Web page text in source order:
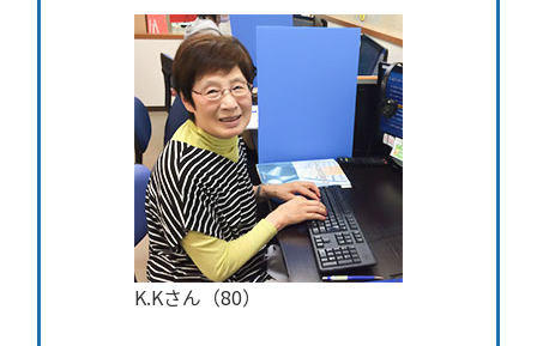
K.Kさん（80）